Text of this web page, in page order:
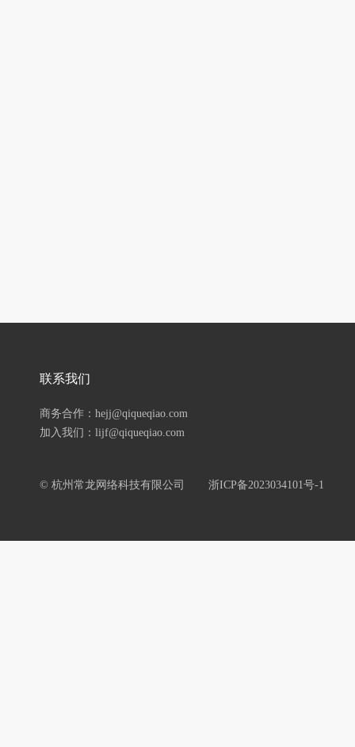
联系我们
商务合作：hejj@qiqueqiao.com
加入我们：lijf@qiqueqiao.com
© 杭州常龙网络科技有限公司 浙ICP备2023034101号-1